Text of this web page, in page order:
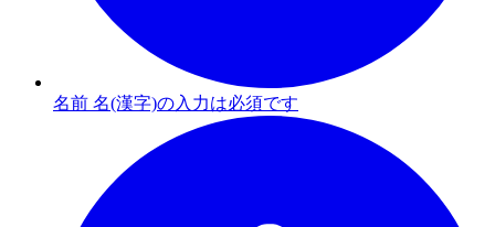
名前 名(漢字)の入力は必須です